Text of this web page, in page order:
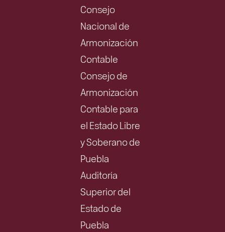
Consejo
Nacional de
Armonización
Contable
Consejo de
Armonización
Contable para
el Estado Libre
y Soberano de
Puebla
Auditoría
Superior del
Estado de
Puebla